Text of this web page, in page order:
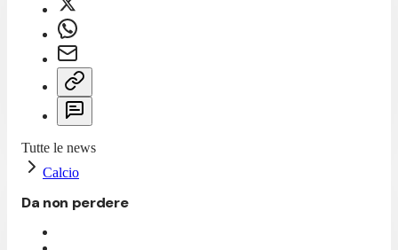
Tutte le news
Calcio
Da non perdere